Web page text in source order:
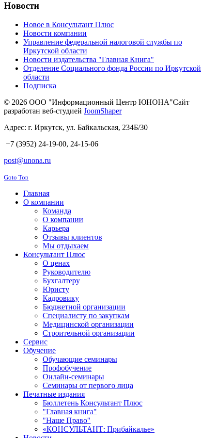
Новости
Новое в Консультант Плюс
Новости компании
Управление федеральной налоговой службы по
Иркутской области
Новости издательства "Главная Книга"
Отделение Социального фонда России по Иркутской
области
Подписка
© 2026 ООО "Информационный Центр ЮНОНА"Сайт
разработан веб-студией JoomShaper
Адрес: г. Иркутск, ул. Байкальская, 234Б/30
+7 (3952) 24-19-00, 24-15-06
post@unona.ru
Goto Top
Главная
О компании
Команда
О компании
Карьера
Отзывы клиентов
Мы отдыхаем
Консультант Плюс
О ценах
Руководителю
Бухгалтеру
Юристу
Кадровику
Бюджетной организации
Специалисту по закупкам
Медицинской организации
Строительной организации
Сервис
Обучение
Обучающие семинары
Профобучение
Онлайн-семинары
Семинары от первого лица
Печатные издания
Бюллетень Консультант Плюс
"Главная книга"
"Наше Право"
«КОНСУЛЬТАНТ: Прибайкалье»